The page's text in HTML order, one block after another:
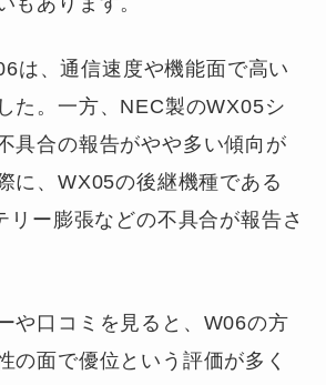
は、通信速度や機能面で高い
た。一方、NEC製のWX05シ
具合の報告がやや多い傾向が
に、WX05の後継機種である
リー膨張などの不具合が報告さ
や口コミを見ると、W06の方
の面で優位という評価が多く